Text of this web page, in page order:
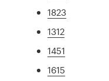
1823
1312
1451
1615